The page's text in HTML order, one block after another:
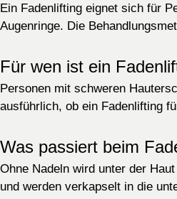
Ein Fadenlifting eignet sich für
Augenringe. Die
Für wen ist ein
Personen mit schweren
ausführlich, ob ein Fadenlifting
Was passiert beim
Ohne Nadeln wird unter der
und werden verkapselt in die